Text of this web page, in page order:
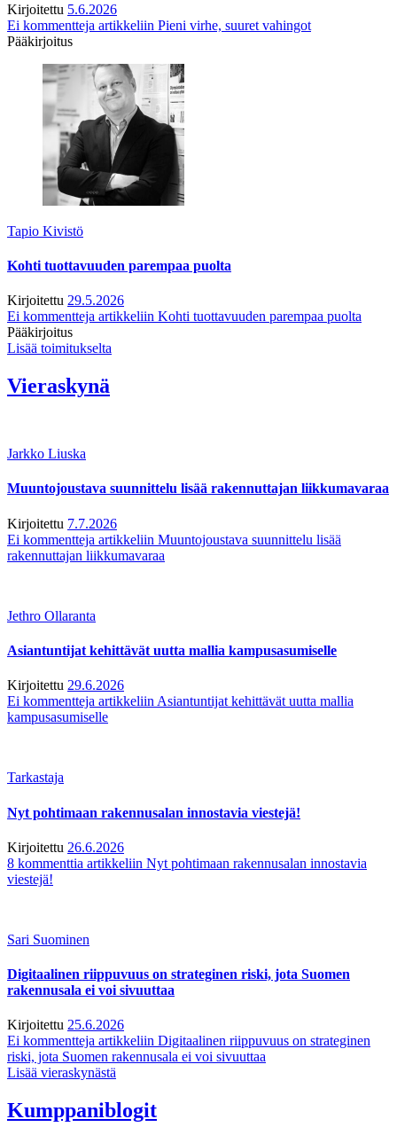
Kirjoitettu 5.6.2026
Ei kommentteja artikkeliin Pieni virhe, suuret vahingot
Pääkirjoitus
Tapio Kivistö
Kohti tuottavuuden parempaa puolta
Kirjoitettu 29.5.2026
Ei kommentteja artikkeliin Kohti tuottavuuden parempaa puolta
Pääkirjoitus
Lisää toimitukselta
Vieraskynä
Jarkko Liuska
Muuntojoustava suunnittelu lisää rakennuttajan liikkumavaraa
Kirjoitettu 7.7.2026
Ei kommentteja artikkeliin Muuntojoustava suunnittelu lisää
rakennuttajan liikkumavaraa
Jethro Ollaranta
Asiantuntijat kehittävät uutta mallia kampusasumiselle
Kirjoitettu 29.6.2026
Ei kommentteja artikkeliin Asiantuntijat kehittävät uutta mallia
kampusasumiselle
Tarkastaja
Nyt pohtimaan rakennusalan innostavia viestejä!
Kirjoitettu 26.6.2026
8 kommenttia artikkeliin Nyt pohtimaan rakennusalan innostavia
viestejä!
Sari Suominen
Digitaalinen riippuvuus on strateginen riski, jota Suomen
rakennusala ei voi sivuuttaa
Kirjoitettu 25.6.2026
Ei kommentteja artikkeliin Digitaalinen riippuvuus on strateginen
riski, jota Suomen rakennusala ei voi sivuuttaa
Lisää vieraskynästä
Kumppaniblogit